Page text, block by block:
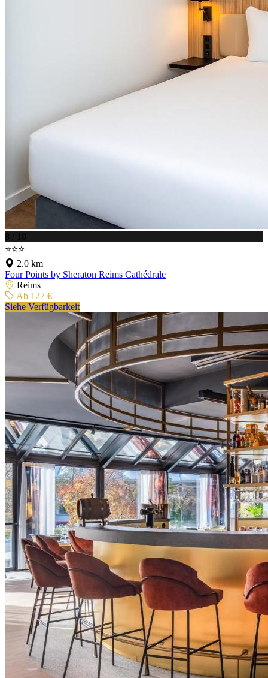
8 / 10
⭐⭐⭐
2.0 km
Four Points by Sheraton Reims Cathédrale
Reims
Ab 127 €
Siehe Verfügbarkeit